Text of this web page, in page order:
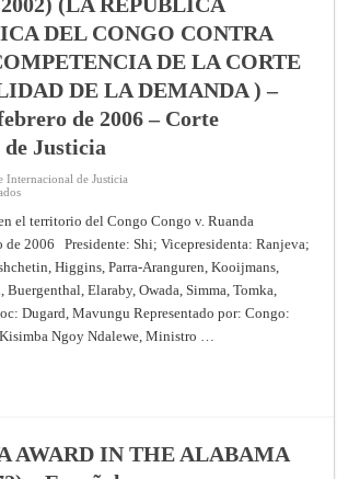
Corte
Internacional
de
Justicia
DEL CONGO CONTRA
DE LA CORTE
DE LA DEMANDA ) –
de 2006 – Corte
Justicia
Internacional de Justicia
en
ARMADAS
EN
EL
DEL
CONGO
(NUEVA
DEMANDA
:
2002)
DE
el territorio del Congo Congo v. Ruanda
de 2006 Presidente: Shi; Vicepresidenta: Ranjeva;
Higgins, Parra-Aranguren, Kooijmans,
Buergenthal, Elaraby, Owada, Simma, Tomka,
Dugard, Mavungu Representado por: Congo:
Ngoy Ndalewe, Ministro …
AWARD IN THE ALABAMA